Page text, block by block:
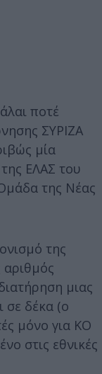
ποτέ
ΣΥΡΙΖΑ
μία
ΕΛΑΣ του
της Νέας
της
αριθμός
μιας
σε δέκα (ο
μόνο για ΚΟ
στις εθνικές